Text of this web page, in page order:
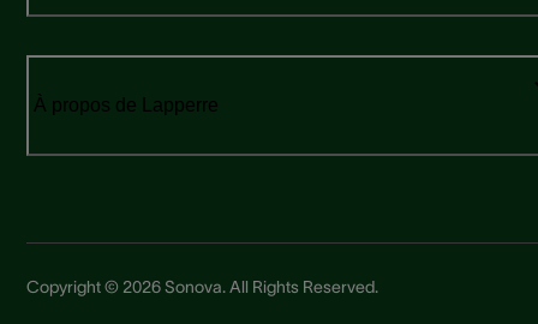
À propos de Lapperre
Copyright © 2026 Sonova. All Rights Reserved.